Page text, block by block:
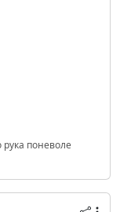
рука поневоле